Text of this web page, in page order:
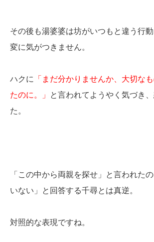
その後も湯婆婆は坊がいつもと違う行
変に気がつきません。
ハクに
「まだ分かりませんか、大切な
たのに。」
と言われてようやく気づき
た。
「この中から両親を探せ」と言われた
いない」と回答する千尋とは真逆。
対照的な表現ですね。